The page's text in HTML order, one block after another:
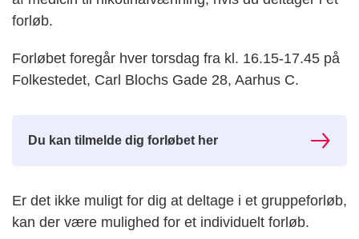
forløb.
Forløbet foregår hver torsdag fra kl. 16.15-17.45 på
Folkestedet, Carl Blochs Gade 28, Aarhus C.
Du kan tilmelde dig forløbet her
Er det ikke muligt for dig at deltage i et gruppeforløb,
kan der være mulighed for et individuelt forløb.